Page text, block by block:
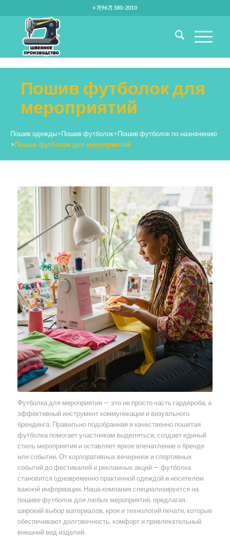
+7(967) 580-2010
Пошив футболок для
мероприятий
Пошив одежды>Пошив футболок>Пошив футболок по назначению
>Пошив футболок для мероприятий
Футболка для мероприятия — это не просто часть гардероба, а
эффективный инструмент коммуникации и визуального
брендинга. Правильно подобранная и качественно пошитая
футболка помогает участникам выделяться, создает единый
стиль мероприятия и оставляет яркое впечатление о бренде
или событии. От корпоративных вечеринок и спортивных
событий до фестивалей и рекламных акций — футболка
становится одновременно практичной одеждой и носителем
важной информации. Наша компания специализируется на
пошиве футболок для любых мероприятий, предлагая
широкий выбор материалов, кроя и технологий печати, которые
обеспечивают долговечность, комфорт и привлекательный
внешний вид изделий.